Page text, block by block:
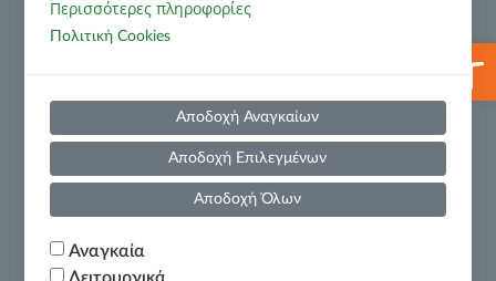
Πρόληψη και Καταστολή Νομιμοποίησης Εσόδων από
Χρήσιμες Πληροφορίες
Πολιτική Υποβολής Αναφορών(Whistleblowing)
Οικονομικές Καταστάσεις
Υπουργείο Εθνικής Οικονομίας και Οικονομικών –
Περισσότερες πληροφορίες
Πολιτική Cookies
Αποδοχή Αναγκαίων
Αποδοχή Επιλεγμένων
Αποδοχή Όλων
Αναγκαία